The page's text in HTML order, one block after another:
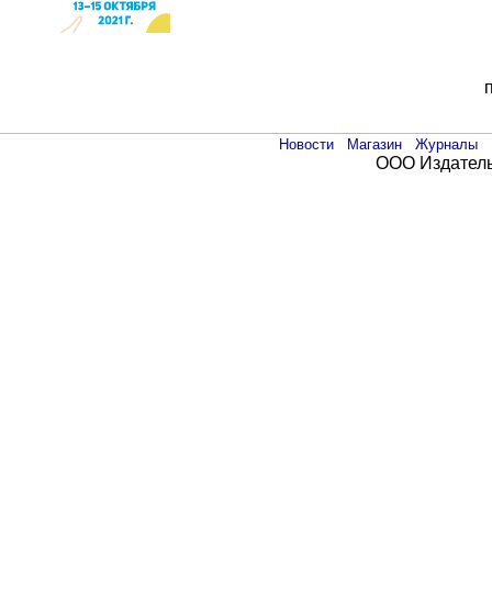
Новости Магазин Журналы
ООО